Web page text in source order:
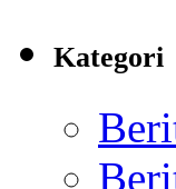
Kategori